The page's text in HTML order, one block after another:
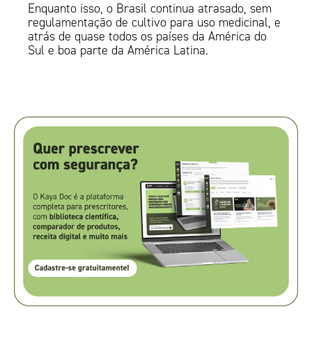
Enquanto isso, o Brasil continua atrasado, sem
regulamentação de cultivo para uso medicinal, e
atrás de quase todos os países da América do
Sul e boa parte da América Latina.